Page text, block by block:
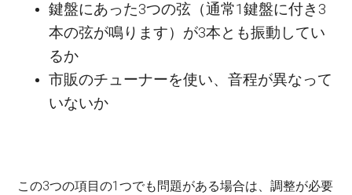
鍵盤にあった3つの弦（通常1鍵盤に付き3
本の弦が鳴ります）が3本とも振動してい
るか
市販のチューナーを使い、音程が異なって
いないか
この3つの項目の1つでも問題がある場合は、調整が必要